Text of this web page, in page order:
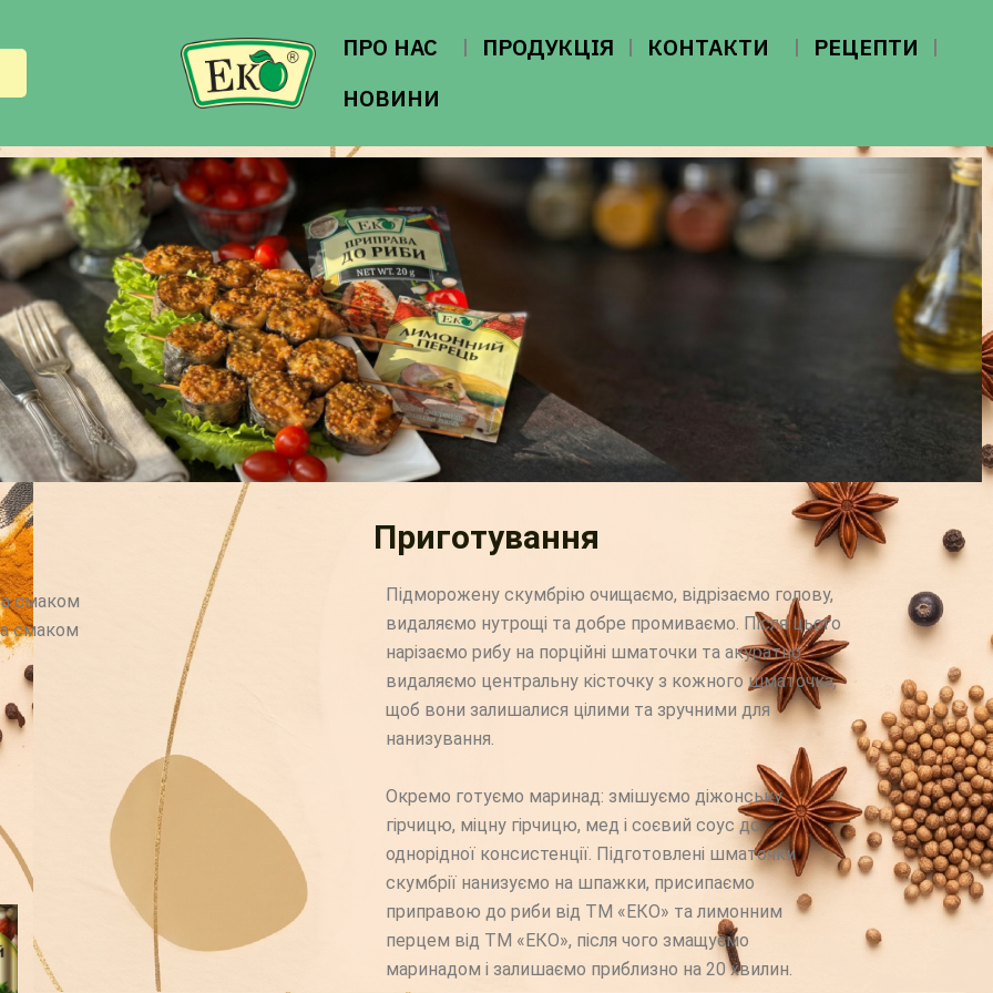
ПРО НАС ПРОДУКЦІЯ КОНТАКТИ
РЕЦЕПТИ
НОВИНИ
смаком
смаком
Приготування
Підморожену скумбрію очищаємо, відрізаємо голову,
видаляємо нутрощі та добре промиваємо. Після цього
нарізаємо рибу на порційні шматочки та акуратно
видаляємо центральну кісточку з кожного шматочка,
щоб вони залишалися цілими та зручними для
нанизування.
Окремо готуємо маринад: змішуємо діжонську
гірчицю, міцну гірчицю, мед і соєвий соус до
однорідної консистенції. Підготовлені шматочки
скумбрії нанизуємо на шпажки, присипаємо
приправою до риби від ТМ «ЕКО» та лимонним
перцем від ТМ «ЕКО», після чого змащуємо
маринадом і залишаємо приблизно на 20 хвилин.